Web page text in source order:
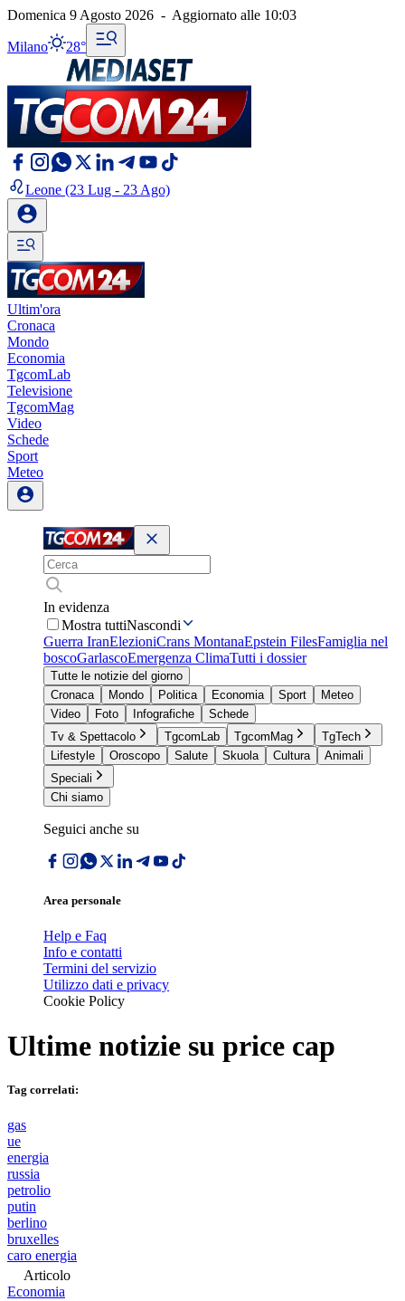
Domenica 9 Agosto 2026 - Aggiornato alle 10:03
Milano 28°
Leone (23 Lug - 23 Ago)
Ultim'ora
Cronaca
Mondo
Economia
TgcomLab
Televisione
TgcomMag
Video
Schede
Sport
Meteo
In evidenza
Mostra tuttiNascondi
Guerra IranElezioniCrans MontanaEpstein FilesFamiglia nel
boscoGarlascoEmergenza ClimaTutti i dossier
Tutte le notizie del giorno
Cronaca
Mondo Politica Economia Sport
Meteo
Video
Foto Infografiche
Schede
Tv & Spettacolo
TgcomLab TgcomMag
TgTech
Lifestyle
Oroscopo Salute Skuola Cultura
Animali
Speciali
Chi siamo
Seguici anche su
Area personale
Help e Faq
Info e contatti
Termini del servizio
Utilizzo dati e privacy
Cookie Policy
Ultime notizie su price cap
Tag correlati:
gas
ue
energia
russia
petrolio
putin
berlino
bruxelles
caro energia
Articolo
Economia